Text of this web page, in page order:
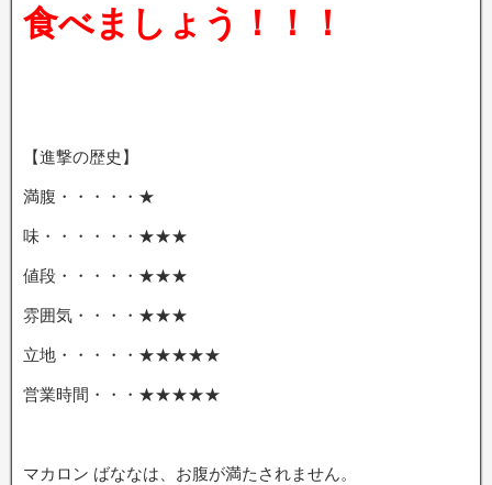
食べましょう！！！
【進撃の歴史】
満腹・・・・・★
味・・・・・・★★★
値段・・・・・★★★
雰囲気・・・・★★★
立地・・・・・★★★★★
営業時間・・・★★★★★
マカロン ばななは、お腹が満たされません。